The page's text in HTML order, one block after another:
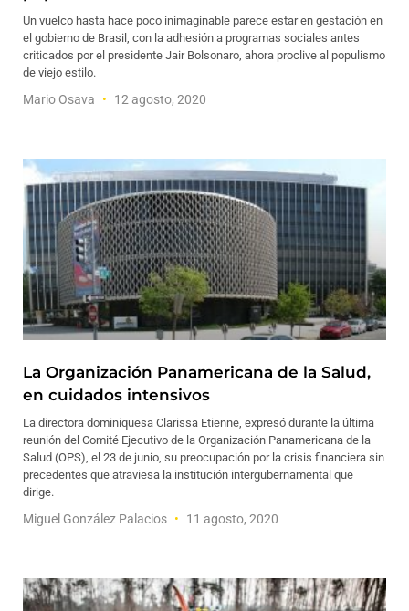
Un vuelco hasta hace poco inimaginable parece estar en gestación en
el gobierno de Brasil, con la adhesión a programas sociales antes
criticados por el presidente Jair Bolsonaro, ahora proclive al populismo
de viejo estilo.
Mario Osava 12 agosto, 2020
La Organización Panamericana de la Salud,
en cuidados intensivos
La directora dominiquesa Clarissa Etienne, expresó durante la última
reunión del Comité Ejecutivo de la Organización Panamericana de la
Salud (OPS), el 23 de junio, su preocupación por la crisis financiera sin
precedentes que atraviesa la institución intergubernamental que
dirige.
Miguel González Palacios 11 agosto, 2020